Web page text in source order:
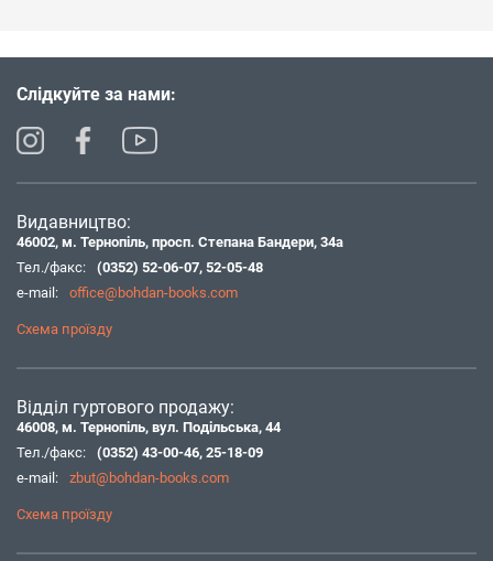
Слідкуйте за нами:
Видавництво:
46002, м. Тернопіль, просп. Степана Бандери, 34а
Тел./факс:
(0352) 52-06-07, 52-05-48
e-mail:
office@bohdan-books.com
Схема проїзду
Відділ гуртового продажу:
46008, м. Тернопіль, вул. Подільська, 44
Тел./факс:
(0352) 43-00-46, 25-18-09
e-mail:
zbut@bohdan-books.com
Схема проїзду